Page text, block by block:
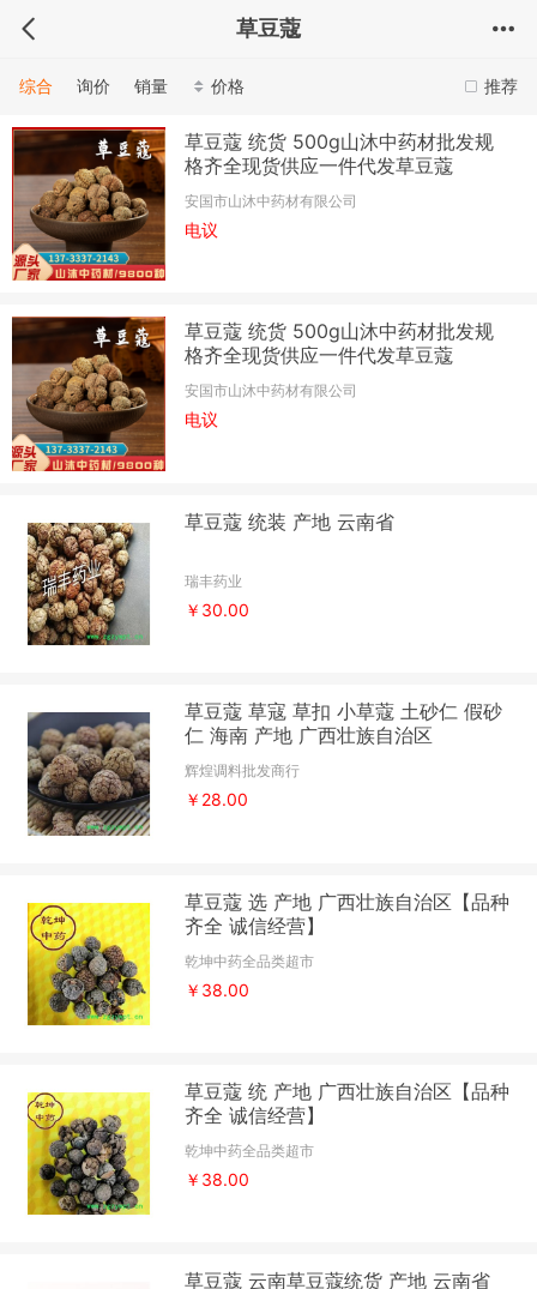
草豆蔻
推荐
综合 询价 销量 价格
草豆蔻 统货 500g山沐中药材批发规
格齐全现货供应一件代发草豆蔻
安国市山沐中药材有限公司
电议
草豆蔻 统货 500g山沐中药材批发规
格齐全现货供应一件代发草豆蔻
安国市山沐中药材有限公司
电议
草豆蔻 统装 产地 云南省
瑞丰药业
￥30.00
草豆蔻 草寇 草扣 小草蔻 土砂仁 假砂
仁 海南 产地 广西壮族自治区
辉煌调料批发商行
￥28.00
草豆蔻 选 产地 广西壮族自治区【品种
齐全 诚信经营】
乾坤中药全品类超市
￥38.00
草豆蔻 统 产地 广西壮族自治区【品种
齐全 诚信经营】
乾坤中药全品类超市
￥38.00
草豆蔻 云南草豆蔻统货 产地 云南省